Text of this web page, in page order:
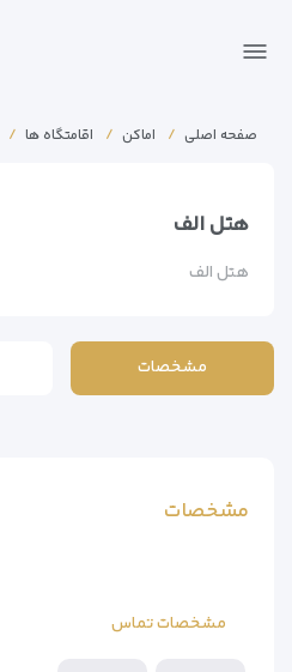
صفحه اصلی اماکن اقامتگاه ها
هتل الف
هتل الف
مشخصات
مشخصات
مشخصات تماس